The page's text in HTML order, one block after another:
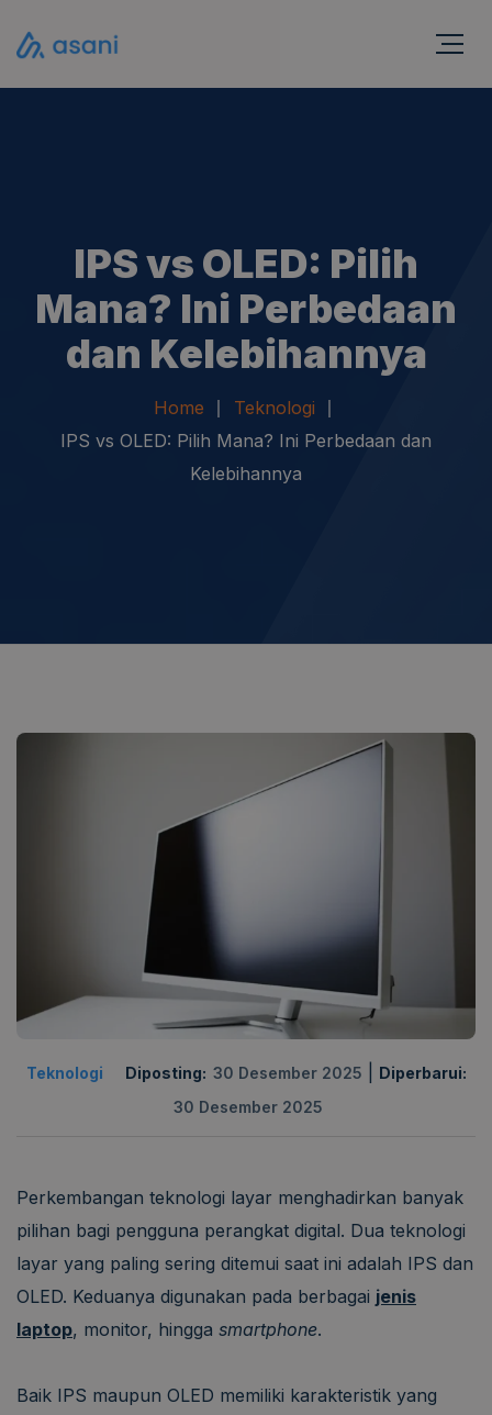
IPS vs OLED: Pilih
Mana? Ini Perbedaan
dan Kelebihannya
Home
Teknologi
IPS vs OLED: Pilih Mana? Ini Perbedaan dan
Kelebihannya
Teknologi Diposting: 30 Desember 2025
Diperbarui:
30 Desember 2025
Perkembangan teknologi layar menghadirkan banyak
pilihan bagi pengguna perangkat digital. Dua teknologi
layar yang paling sering ditemui saat ini adalah IPS dan
OLED. Keduanya digunakan pada berbagai jenis
laptop, monitor, hingga smartphone.
Baik IPS maupun OLED memiliki karakteristik yang